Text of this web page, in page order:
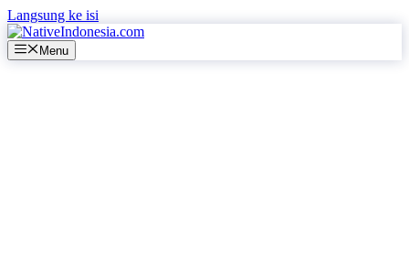
Langsung ke isi
Menu